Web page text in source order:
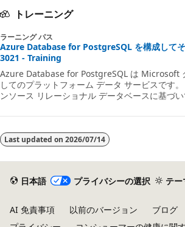
トレーニング
ラーニング パス
Azure Database for PostgreSQL を構成して
3021 - Training
Azure Database for PostgreSQL は Microsoft
してのプラットフォーム データ サービスです
ンソース リレーショナル データベースに基づ
います。 従量課金モデルなのでパフォーマン
PostgreSQL の主な機能と、Azure Database
らがどのように機能するかについて説明します
Database for PostgreSQL の実装オプションや
Last updated on 2026/07/14
日本語 プライバシーの選択 テー
AI 免責事項 以前のバージョン ブログ